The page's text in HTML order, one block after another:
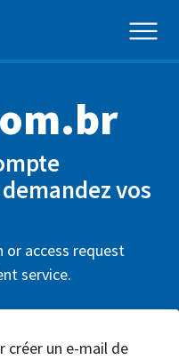
vos
or access request
service.
créer un e-mail de